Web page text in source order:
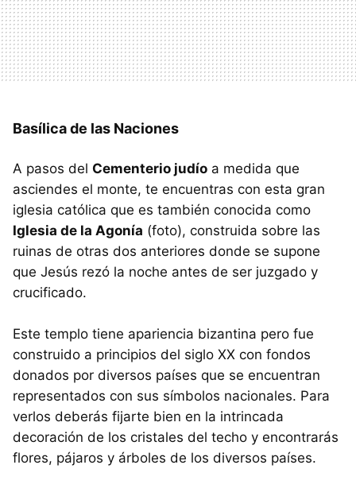
Basílica de las Naciones
A pasos del Cementerio judío a medida que
asciendes el monte, te encuentras con esta gran
iglesia católica que es también conocida como
Iglesia de la Agonía (foto), construida sobre las
ruinas de otras dos anteriores donde se supone
que Jesús rezó la noche antes de ser juzgado y
crucificado.
Este templo tiene apariencia bizantina pero fue
construido a principios del siglo XX con fondos
donados por diversos países que se encuentran
representados con sus símbolos nacionales. Para
verlos deberás fijarte bien en la intrincada
decoración de los cristales del techo y encontrarás
flores, pájaros y árboles de los diversos países.